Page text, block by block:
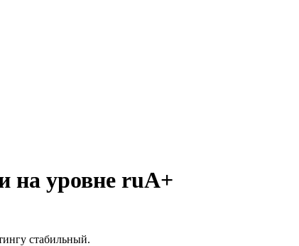
на уровне ruА+
стабильный.